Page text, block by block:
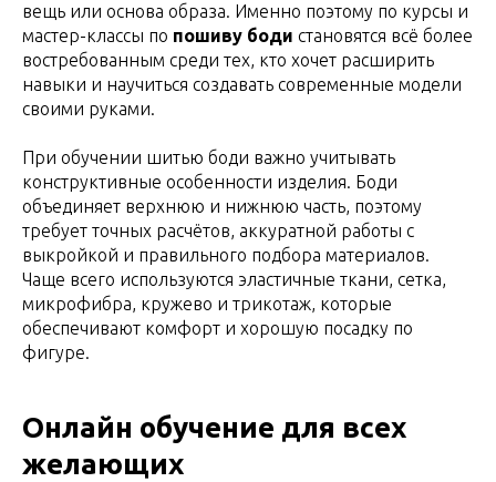
вещь или основа образа. Именно поэтому по курсы и
мастер-классы по пошиву боди становятся всё более
востребованным среди тех, кто хочет расширить
навыки и научиться создавать современные модели
своими руками.
При обучении шитью боди важно учитывать
конструктивные особенности изделия. Боди
объединяет верхнюю и нижнюю часть, поэтому
требует точных расчётов, аккуратной работы с
выкройкой и правильного подбора материалов.
Чаще всего используются эластичные ткани, сетка,
микрофибра, кружево и трикотаж, которые
обеспечивают комфорт и хорошую посадку по
фигуре.
Онлайн обучение для всех
желающих